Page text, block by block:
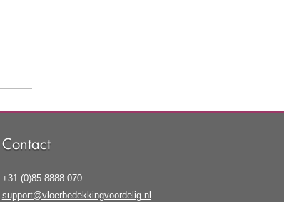
Contact
+31 (0)85 8888 070
support@vloerbedekkingvoordelig.nl